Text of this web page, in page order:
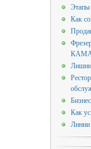
Этапы
Как
КАМА
Как
Линии